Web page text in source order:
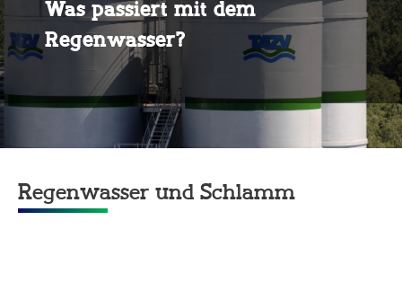
Was passiert mit dem
Regenwasser?
Regenwasser und Schlamm